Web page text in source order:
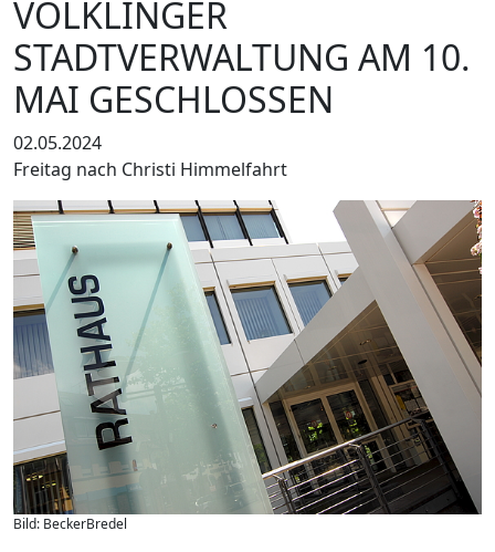
VÖLKLINGER
STADTVERWALTUNG AM 10.
MAI GESCHLOSSEN
02.05.2024
Freitag nach Christi Himmelfahrt
Bild: BeckerBredel